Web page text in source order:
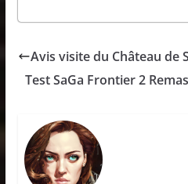
Avis visite du Château de
Test SaGa Frontier 2